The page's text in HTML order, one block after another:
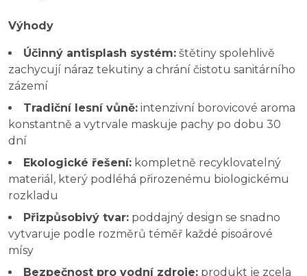
Výhody
Účinný antisplash systém: štětiny spolehlivě
zachycují náraz tekutiny a chrání čistotu sanitárního
zázemí
Tradiční lesní vůně: intenzivní borovicové aroma
konstantně a vytrvale maskuje pachy po dobu 30
dní
Ekologické řešení: kompletně recyklovatelný
materiál, který podléhá přirozenému biologickému
rozkladu
Přizpůsobivý tvar: poddajný design se snadno
vytvaruje podle rozměrů téměř každé pisoárové
mísy
Bezpečnost pro vodní zdroje: produkt je zcela